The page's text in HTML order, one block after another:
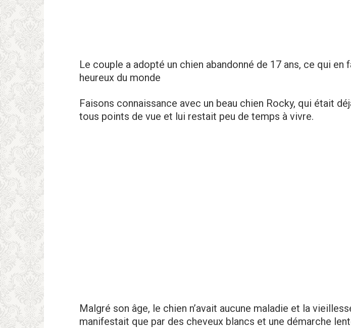
Le couple a adopté un chien abandonné de 17 ans, ce qui en
heureux du monde
Faisons connaissance avec un beau chien Rocky, qui était
tous points de vue et lui restait peu de temps à vivre.
Malgré son âge, le chien n’avait aucune maladie et la
manifestait que par des cheveux blancs et une démarche